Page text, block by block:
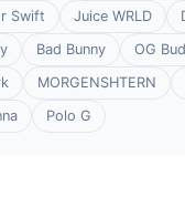
Swift Juice WRLD
Bad Bunny
OG
MORGENSHTERN
Polo G